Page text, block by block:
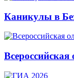
Каникулы в